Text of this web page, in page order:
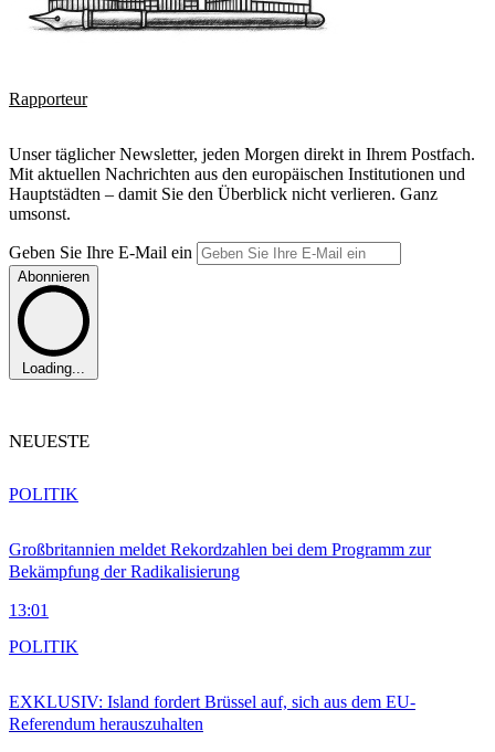
Rapporteur
Unser täglicher Newsletter, jeden Morgen direkt in Ihrem Postfach.
Mit aktuellen Nachrichten aus den europäischen Institutionen und
Hauptstädten – damit Sie den Überblick nicht verlieren. Ganz
umsonst.
Geben Sie Ihre E-Mail ein
Abonnieren
Loading...
NEUESTE
Großbritannien meldet Rekordzahlen bei dem Programm zur
Bekämpfung der Radikalisierung
13:01
POLITIK
EXKLUSIV: Island fordert Brüssel auf, sich aus dem EU-
Referendum herauszuhalten
POLITIK